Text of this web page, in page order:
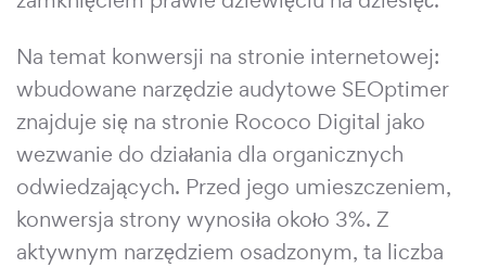
Na temat konwersji na stronie internetowej:
wbudowane narzędzie audytowe SEOptimer
znajduje się na stronie Rococo Digital jako
wezwanie do działania dla organicznych
odwiedzających. Przed jego umieszczeniem,
konwersja strony wynosiła około 3%. Z
aktywnym narzędziem osadzonym, ta liczba